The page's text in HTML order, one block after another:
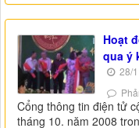
Hoạt
qua ý
28/
Cổng thông tin điện tử
tháng 10. năm 2008